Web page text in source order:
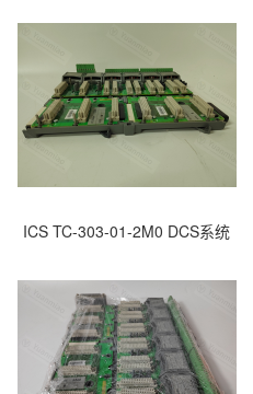
ICS TC-303-01-2M0 DCS系统